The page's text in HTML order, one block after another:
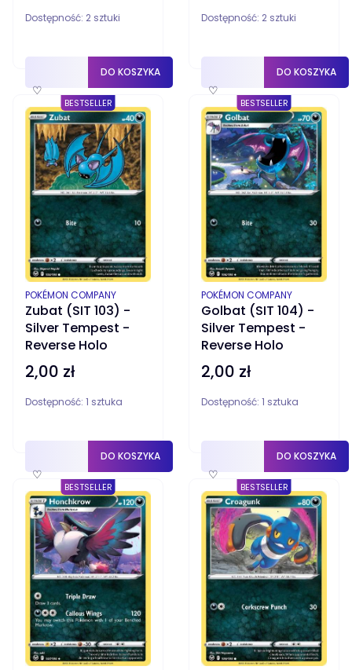
Dostępność: 2 sztuki
♡
DO KOSZYKA
Dostępność: 2 sztuki
♡
DO KOSZYKA
BESTSELLER
Zubat (SIT 103) -
Silver Tempest -
Reverse Holo
PRODUCENT
POKÉMON COMPANY
Cena
2,00 zł
Dostępność: 1 sztuka
♡
DO KOSZYKA
BESTSELLER
Golbat (SIT 104) -
Silver Tempest -
Reverse Holo
PRODUCENT
POKÉMON COMPANY
Cena
2,00 zł
Dostępność: 1 sztuka
♡
DO KOSZYKA
BESTSELLER BESTSELLER